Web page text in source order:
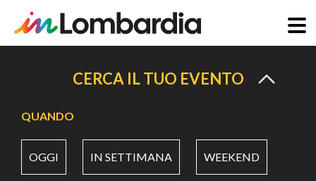
principale
CERCA IL TUO EVENTO
QUANDO
OGGI IN SETTIMANA WEEKEND